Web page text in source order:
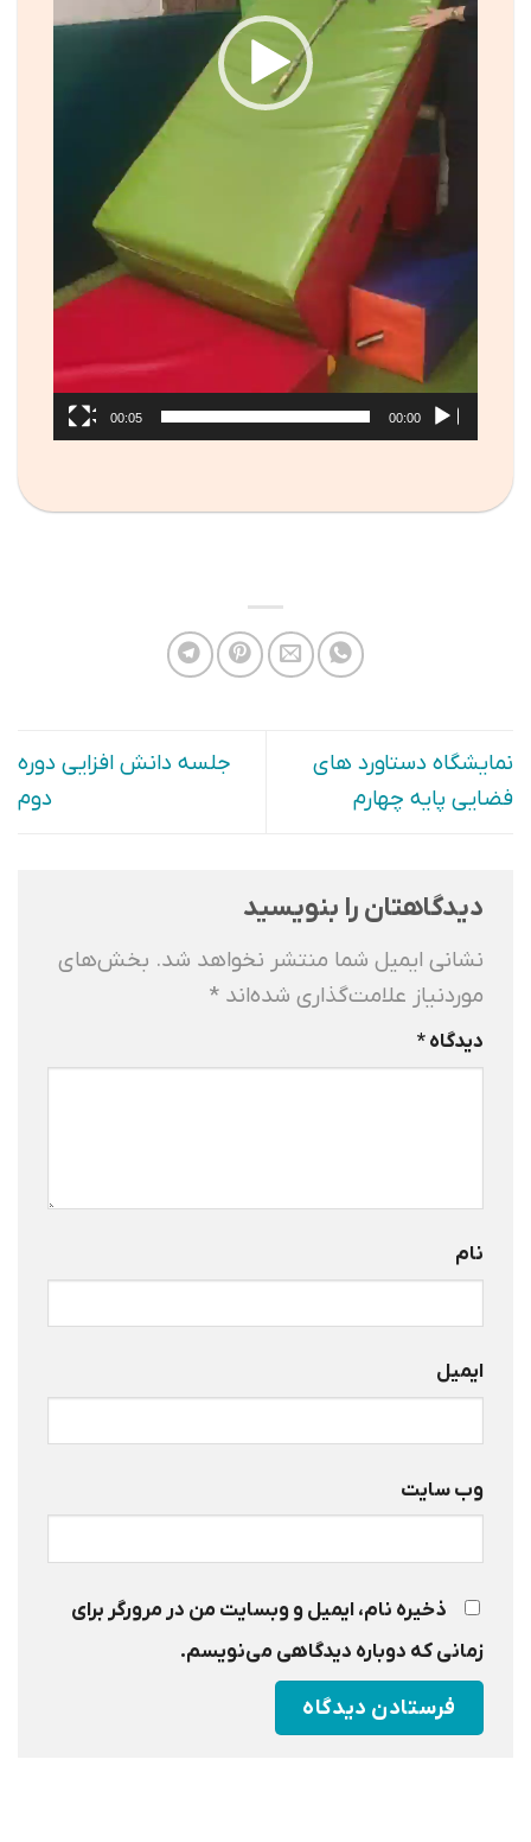
00:00
00:05
نمایشگاه دستاورد های
فضایی پایه چهارم
جلسه دانش افزایی دوره
دوم
دیدگاهتان را بنویسید
نشانی ایمیل شما منتشر نخواهد شد. بخش‌های
موردنیاز علامت‌گذاری شده‌اند *
دیدگاه*
نام
ایمیل
وب‌ سایت
ذخیره نام، ایمیل و وبسایت من در مرورگر برای
زمانی که دوباره دیدگاهی می‌نویسم.